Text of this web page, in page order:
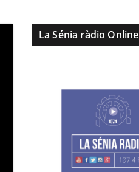
La Sénia ràdio Online